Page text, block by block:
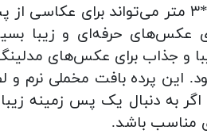
پرده سبز کروماکی مخمل با اندازه ۵*۳ متر
عکس‌های حرفه‌ای و زیبا
و جذاب برای عکس‌های
پرده بافت مخملی نرم و
اگر به دنبال یک پس زمینه
مناسب باشد.